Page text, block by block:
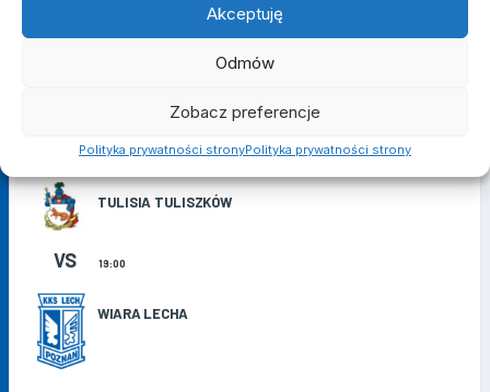
Akceptuję
Odmów
Zobacz preferencje
Polityka prywatności stronyPolityka prywatności strony
V LIGA
7 SIERPNIA 2026
(1)
TULISIA TULISZKÓW
WIARA LECHA
VS 19:00